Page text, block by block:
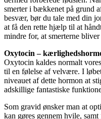
smerter i bækkenet på grund
besvær, bør du tale med din
at få den rette hjælp til at
mindre for, at smerterne
Oxytocin –
Oxytocin kaldes normalt
til en følelse af velvære. I
niveauet af dette hormon at
adskillige fantastiske
Som gravid ønsker man at
kan gøres gennem hvile,